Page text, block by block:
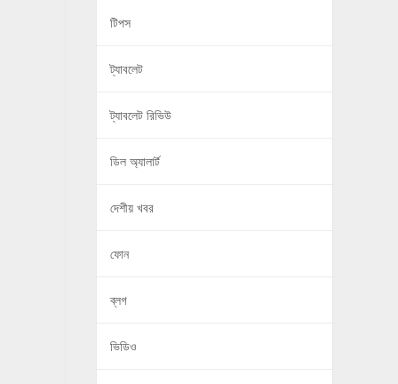
টিপস
ট্যাবলেট
ট্যাবলেট রিভিউ
ডিল অ্যালার্ট
দেশীয় খবর
ফোন
ব্লগ
ভিডিও